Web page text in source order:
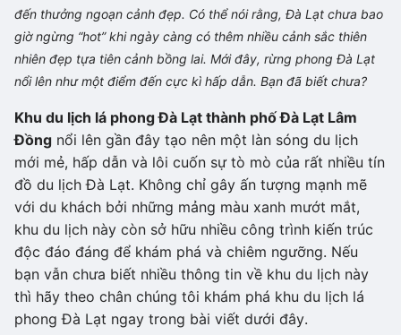
đến thưởng ngoạn cảnh đẹp. Có thể nói rằng, Đà Lạt chưa bao
giờ ngừng “hot” khi ngày càng có thêm nhiều cảnh sắc thiên
nhiên đẹp tựa tiên cảnh bồng lai. Mới đây, rừng phong Đà Lạt
nổi lên như một điểm đến cực kì hấp dẫn. Bạn đã biết chưa?
Khu du lịch lá phong Đà Lạt thành phố Đà Lạt Lâm
Đồng nổi lên gần đây tạo nên một làn sóng du lịch
mới mẻ, hấp dẫn và lôi cuốn sự tò mò của rất nhiều tín
đồ du lịch Đà Lạt. Không chỉ gây ấn tượng mạnh mẽ
với du khách bởi những mảng màu xanh mướt mắt,
khu du lịch này còn sở hữu nhiều công trình kiến trúc
độc đáo đáng để khám phá và chiêm ngưỡng. Nếu
bạn vẫn chưa biết nhiều thông tin về khu du lịch này
thì hãy theo chân chúng tôi khám phá khu du lịch lá
phong Đà Lạt ngay trong bài viết dưới đây.